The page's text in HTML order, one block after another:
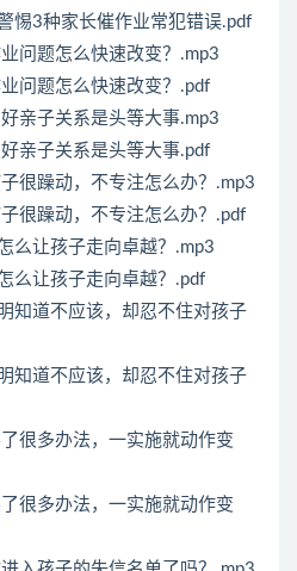
惕3种家长催作业常犯错误.pdf
问题怎么快速改变？.mp3
问题怎么快速改变？.pdf
亲子关系是头等大事.mp3
亲子关系是头等大事.pdf
很躁动，不专注怎么办？.mp3
很躁动，不专注怎么办？.pdf
么让孩子走向卓越？.mp3
么让孩子走向卓越？.pdf
知道不应该，却忍不住对孩子
知道不应该，却忍不住对孩子
很多办法，一实施就动作变
很多办法，一实施就动作变